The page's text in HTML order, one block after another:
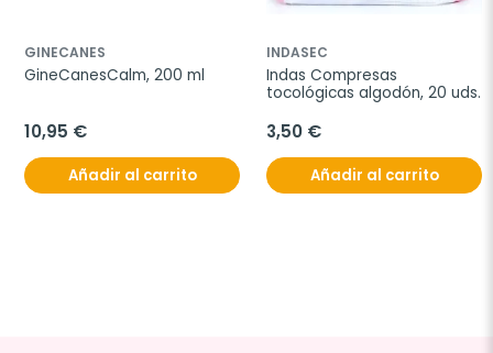
GINECANES
GineCanesCalm, 200 ml
10,95 €
Añadir al carrito
INDASEC
Indas Compresas
tocológicas algodón, 20 uds.
3,50 €
Añadir al carrito